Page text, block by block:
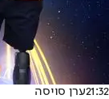
21:32ערן סויסה